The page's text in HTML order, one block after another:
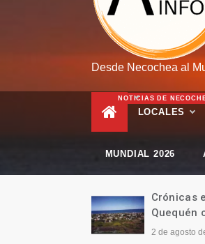
Desde Necochea al
LOCALES
NOTICIAS DE
MUNDIAL 2026
Crónicas
¡Y ES
FÁCIL!